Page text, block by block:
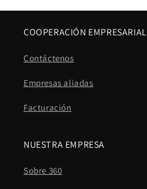
COOPERACIÓN EMPRESARIAL
Contáctenos
Empresas aliadas
Facturación
NUESTRA EMPRESA
Sobre 360